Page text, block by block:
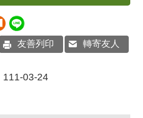
友善列印 轉寄友人
111-03-24